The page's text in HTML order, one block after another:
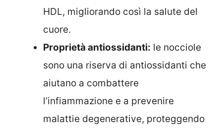
HDL, migliorando così la salute del
cuore.
Proprietà antiossidanti: le nocciole
sono una riserva di antiossidanti che
aiutano a combattere
l’infiammazione e a prevenire
malattie degenerative, proteggendo